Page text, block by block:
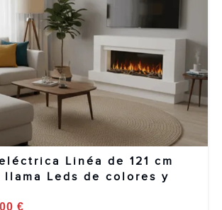
Linéa de 121 cm
Leds de colores y
€